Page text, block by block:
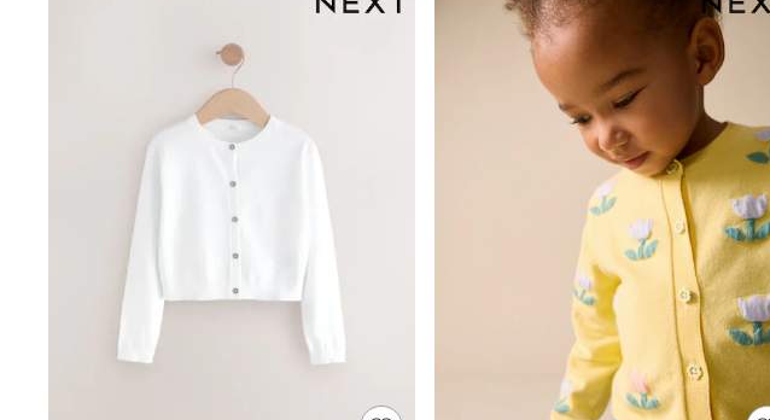
Sportswear
Suits & Waistcoats
Sweatshirts & Hoodies
Swimwear
T-Shirts
Tops
Pants & Chinos
All Holiday Shop
Tops & T-Shirts
Shorts
Sandals & Sliders
Rash Vests